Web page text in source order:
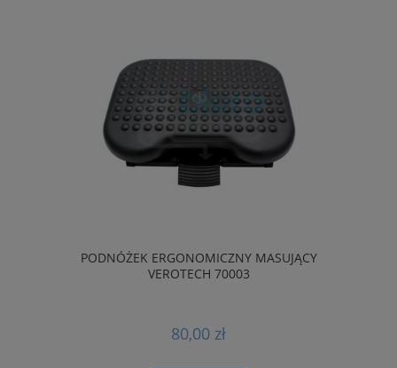
PODNÓŻEK ERGONOMICZNY MASUJĄCY
VEROTECH 70003
80,00 zł